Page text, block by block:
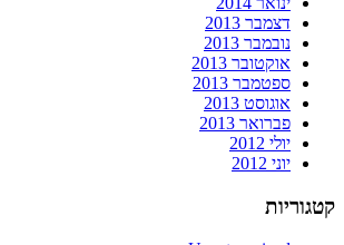
דצמבר 2013
נובמבר 2013
אוקטובר 2013
ספטמבר 2013
אוגוסט 2013
פברואר 2013
יולי 2012
יוני 2012
קטגוריות